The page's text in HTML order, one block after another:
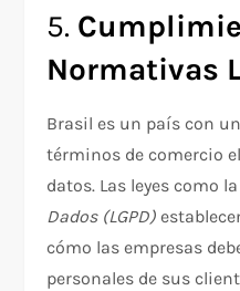
5.
Normativas
Brasil es un país con
términos de comercio
datos. Las leyes como la
Dados (LGPD)
cómo las empresas
personales de sus